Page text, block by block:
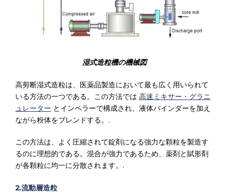
湿式造粒機の機械図
高剪断湿式造粒は、医薬品製造において最も広く用いられて
いる方法の一つである。この方法では 高速ミキサー・グラニ
ュレーター とインペラーで構成され、液体バインダーを加え
ながら粉体をブレンドする。.
この方法は、よく圧縮されて錠剤になる強力な顆粒を製造す
るのに理想的である。混合が強力であるため、薬剤と賦形剤
が各顆粒に均一に分散されます。.
2.流動層造粒